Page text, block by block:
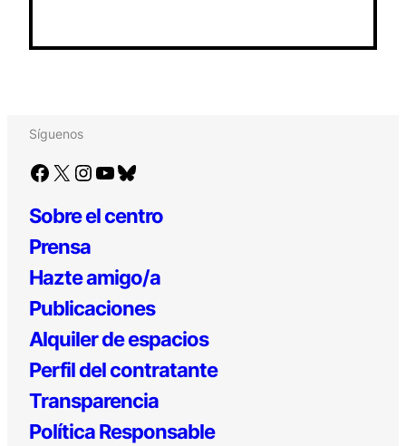
Síguenos
Facebook X Instagram YouTube Bluesky
Sobre el centro
Prensa
Hazte amigo/a
Publicaciones
Alquiler de espacios
Perfil del contratante
Transparencia
Política Responsable